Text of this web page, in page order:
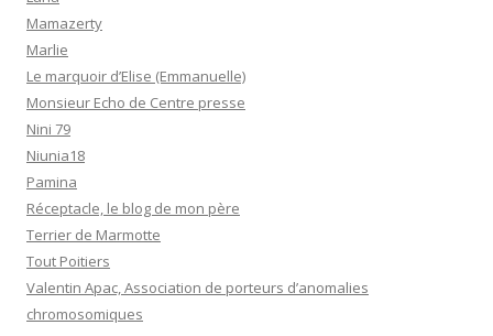
Mamazerty
Marlie
Le marquoir d’Elise (Emmanuelle)
Monsieur Echo de Centre presse
Nini 79
Niunia18
Pamina
Réceptacle, le blog de mon père
Terrier de Marmotte
Tout Poitiers
Valentin Apac, Association de porteurs d’anomalies
chromosomiques